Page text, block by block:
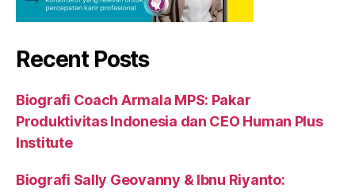
Recent Posts
Biografi Coach Armala MPS: Pakar
Produktivitas Indonesia dan CEO Human Plus
Institute
Biografi Sally Geovanny & Ibnu Riyanto: